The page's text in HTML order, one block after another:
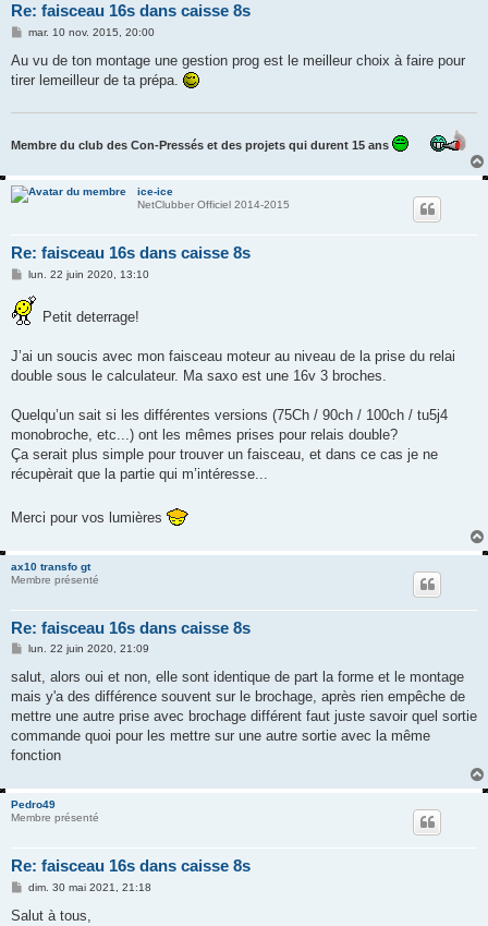
Re: faisceau 16s dans caisse 8s
M
s
a
mar. 10 nov. 2015, 20:00
Au vu de ton montage une gestion prog est le meilleur choix à faire pour
tirer lemeilleur de ta prépa.
Membre du club des Con-Pressés et des projets qui durent 15 ans
ice-ice
NetClubber Officiel 2014-2015
Re: faisceau 16s dans caisse 8s
M
s
s
a
e
lun. 22 juin 2020, 13:10
Petit deterrage!
J’ai un soucis avec mon faisceau moteur au niveau de la prise du relai
double sous le calculateur. Ma saxo est une 16v 3 broches.
Quelqu’un sait si les différentes versions (75Ch / 90ch / 100ch / tu5j4
monobroche, etc...) ont les mêmes prises pour relais double?
Ça serait plus simple pour trouver un faisceau, et dans ce cas je ne
récupèrait que la partie qui m’intéresse...
Merci pour vos lumières
ax10 transfo gt
Membre présenté
Re: faisceau 16s dans caisse 8s
M
s
a
g
lun. 22 juin 2020, 21:09
salut, alors oui et non, elle sont identique de part la forme et le montage
mais y'a des différence souvent sur le brochage, après rien empêche de
mettre une autre prise avec brochage différent faut juste savoir quel sortie
commande quoi pour les mettre sur une autre sortie avec la même
fonction
Pedro49
Membre présenté
Re: faisceau 16s dans caisse 8s
M
s
dim. 30 mai 2021, 21:18
Salut à tous,